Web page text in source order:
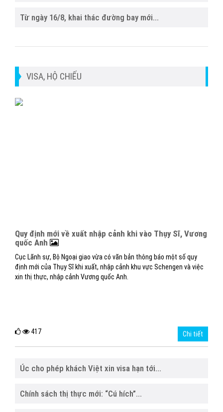
Từ ngày 16/8, khai thác đường bay mới...
VISA, HỘ CHIẾU
Quy định mới về xuất nhập cảnh khi vào Thụy Sĩ, Vương
quốc Anh
Cục Lãnh sự, Bộ Ngoại giao vừa có văn bản thông báo một số quy
định mới của Thụy Sĩ khi xuất, nhập cảnh khu vực Schengen và việc
xin thị thực, nhập cảnh Vương quốc Anh.
417 Chi tiết
Úc cho phép khách Việt xin visa hạn tới...
Chính sách thị thực mới: “Cú hích”...